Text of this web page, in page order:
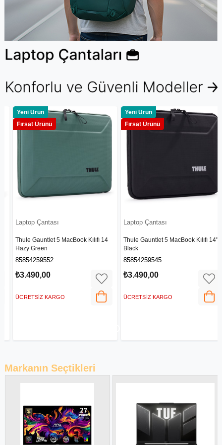
Laptop Çantası
Thule Gauntlet 5 MacBook Kılıfı 14"
Black
85854259545
₺3.490,00
ÜCRETSIZ KARGO
Yeni Ürün
Fırsat Ürünü
Laptop Çantası
Thule Crossover2 Sırt Çantası, 14"
Siyah
85854258098
₺10.990,00
ÜCRETSIZ KARGO
Yeni Ürün
Fırsat Ürünü
Markanın Seçtikleri